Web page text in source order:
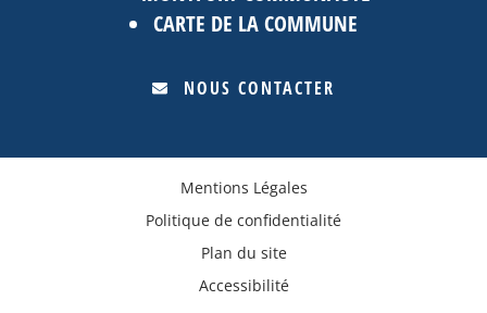
CARTE DE LA COMMUNE
NOUS CONTACTER
Mentions Légales
Politique de confidentialité
Plan du site
Accessibilité